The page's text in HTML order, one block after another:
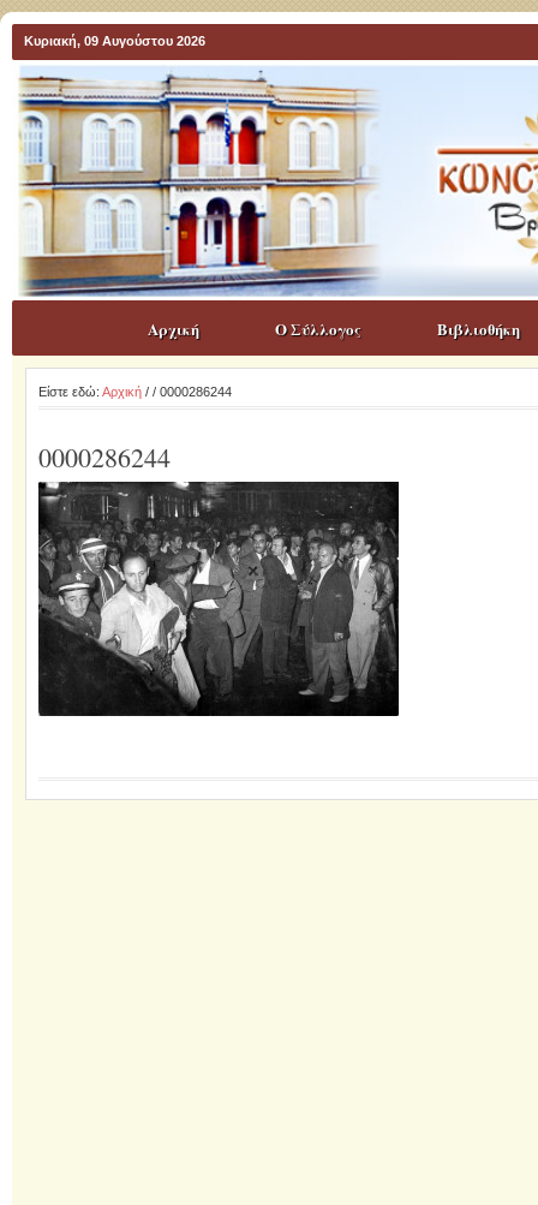
Κυριακή, 09 Αυγούστου 2026
Αρχική Ο Σύλλογος Βιβλιοθήκη
Είστε εδώ: Αρχική/ / 0000286244
0000286244